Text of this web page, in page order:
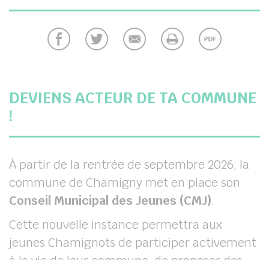
DEVIENS ACTEUR DE TA COMMUNE
!
À partir de la rentrée de septembre 2026, la
commune de Chamigny met en place son
Conseil Municipal des Jeunes (CMJ).
Cette nouvelle instance permettra aux
jeunes Chamignots de participer activement